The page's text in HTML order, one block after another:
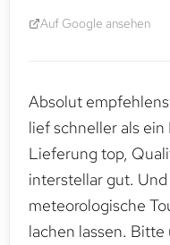
Auf Google ansehen
Absolut
lief schneller als
Lieferung top,
interstellar gut.
meteorologische
lachen lassen.